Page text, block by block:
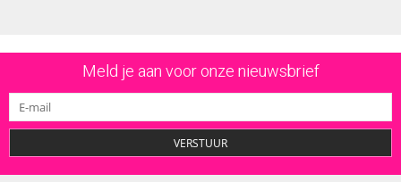
Meld je aan voor onze nieuwsbrief
VERSTUUR